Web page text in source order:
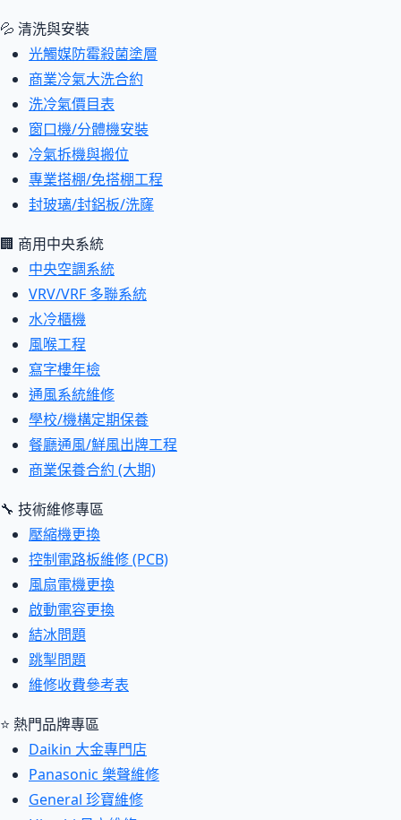
💦 清洗與安裝
光觸媒防霉殺菌塗層
商業冷氣大洗合約
洗冷氣價目表
窗口機/分體機安裝
冷氣拆機與搬位
專業搭棚/免搭棚工程
封玻璃/封鋁板/洗窿
🏢 商用中央系統
中央空調系統
VRV/VRF 多聯系統
水冷櫃機
風喉工程
寫字樓年檢
通風系統維修
學校/機構定期保養
餐廳通風/鮮風出牌工程
商業保養合約 (大期)
🔧 技術維修專區
壓縮機更換
控制電路板維修 (PCB)
風扇電機更換
啟動電容更換
結冰問題
跳掣問題
維修收費參考表
⭐ 熱門品牌專區
Daikin 大金專門店
Panasonic 樂聲維修
General 珍寶維修